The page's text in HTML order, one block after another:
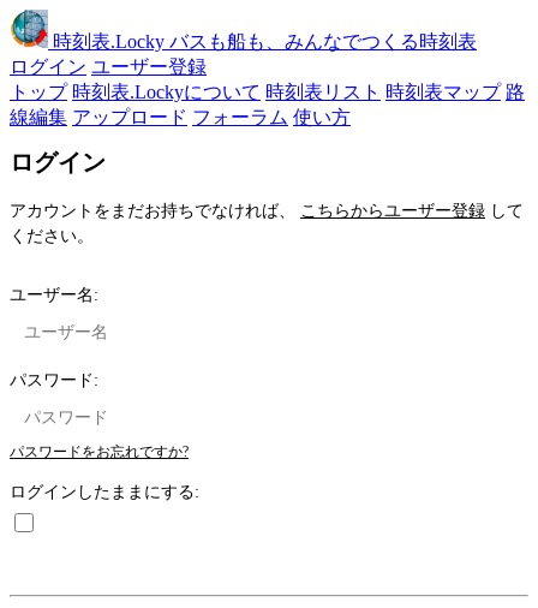
時刻表.Locky バスも船も、みんなでつくる時刻表
ログイン ユーザー登録
トップ 時刻表.Lockyについて 時刻表リスト 時刻表マップ 路
線編集 アップロード フォーラム 使い方
ログイン
アカウントをまだお持ちでなければ、 こちらからユーザー登録 して
ください。
ユーザー名:
パスワード:
パスワードをお忘れですか?
ログインしたままにする: